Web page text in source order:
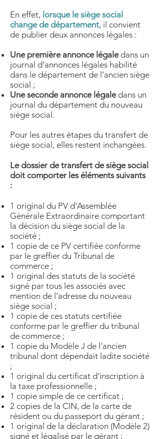
En effet, lorsque le siège social
change de département, il convient
de publier deux annonces légales :
Une première annonce légaledans un
journal d’annonces légales habilité
dans le département de l’ancien siège
social ;
Une seconde annonce légaledans un
journal du département du nouveau
siège social.
Pour les autres étapes du transfert de
siège social, elles restent inchangées.
Le dossier de transfert de siège social
doit comporter les éléments suivants
:
1 original du PV d'Assemblée
Générale Extraordinaire comportant
la décision du siège social de la
société ;
1 copie de ce PV certifiée conforme
par le greffier du Tribunal de
commerce ;
1 original des statuts de la société
signé par tous les associés avec
mention de l’adresse du nouveau
siège social ;
1 copie de ces statuts certifiée
conforme par le greffier du tribunal
de commerce ;
1 copie du Modèle J de l’ancien
tribunal dont dépendait ladite société
;
1 original du certificat d’inscription à
la taxe professionnelle ;
1 copie simple de ce certificat ;
2 copies de la CIN, de la carte de
résident ou du passeport du gérant ;
1 original de la déclaration (Modèle 2)
signé et légalisé par le gérant ;